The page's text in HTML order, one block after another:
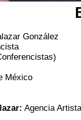
González
México
Agencia